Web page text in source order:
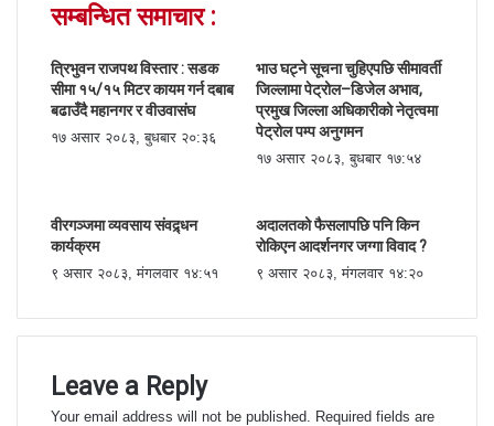
सम्बन्धित समाचार :
त्रिभुवन राजपथ विस्तार : सडक
सीमा १५/१५ मिटर कायम गर्न दबाब
बढाउँदै महानगर र वीउवासंघ
१७ असार २०८३, बुधबार २०:३६
भाउ घट्ने सूचना चुहिएपछि सीमावर्ती
जिल्लामा पेट्रोल–डिजेल अभाव,
प्रमुख जिल्ला अधिकारीको नेतृत्वमा
पेट्रोल पम्प अनुगमन
१७ असार २०८३, बुधबार १७:५४
वीरगञ्जमा व्यवसाय संवद्र्धन
कार्यक्रम
९ असार २०८३, मंगलवार १४:५१
अदालतको फैसलापछि पनि किन
रोकिएन आदर्शनगर जग्गा विवाद ?
९ असार २०८३, मंगलवार १४:२०
Leave a Reply
Your email address will not be published.
Required fields are